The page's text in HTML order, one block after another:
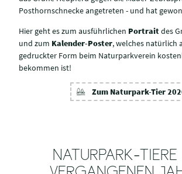
Posthornschnecke angetreten - und hat
Hier geht es zum ausführlichen Portraitdes
und zum Kalender-Poster, welches natürlich
gedruckter Form beim Naturparkverein
bekommen ist!
Zum Naturpark-Tier
NATURPARK-TIERE